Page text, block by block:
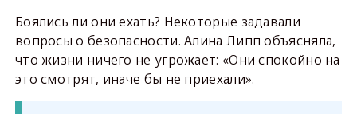
Боялись ли они ехать? Некоторые задавали
вопросы о безопасности. Алина Липп объясняла,
что жизни ничего не угрожает: «Они спокойно на
это смотрят, иначе бы не приехали».